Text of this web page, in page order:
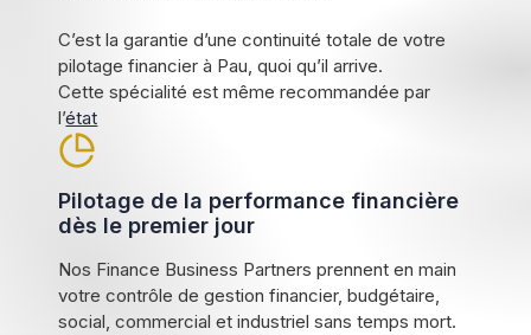
C’est la garantie d’une continuité totale de votre
pilotage financier à Pau, quoi qu’il arrive.
Cette spécialité est même recommandée par
l’état
Pilotage de la performance financière
dès le premier jour
Nos Finance Business Partners prennent en main
votre contrôle de gestion financier, budgétaire,
social, commercial et industriel sans temps mort.